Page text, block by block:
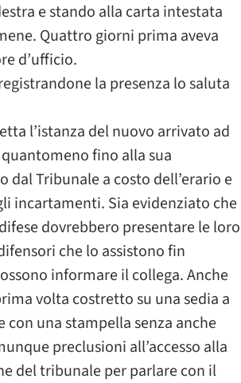
e stando alla carta intestata
Quattro giorni prima aveva
d’ufficio.
la presenza lo saluta
l’istanza del nuovo arrivato ad
fino alla sua
Tribunale a costo dell’erario e
incartamenti. Sia evidenziato che
dovrebbero presentare le loro
che lo assistono fin
informare il collega. Anche
volta costretto su una sedia a
una stampella senza anche
preclusioni all’accesso alla
del tribunale per parlare con il